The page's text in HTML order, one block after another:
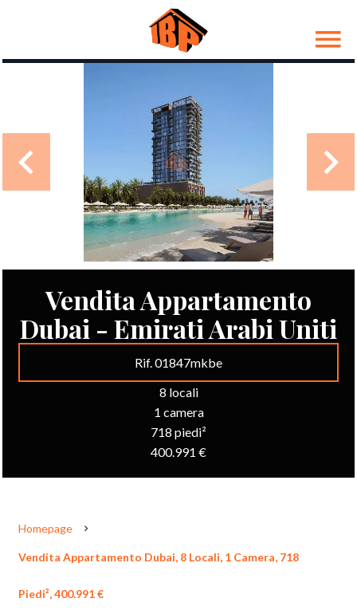
Vendita Appartamento
Dubai - Emirati Arabi Uniti
Rif. 01847mkbe
8 locali
1 camera
718 piedi²
400.991 €
Homepage
Vendita Appartamento Dubai, 8 Locali, 1 Camera, 718
Piedi², 400.991 €